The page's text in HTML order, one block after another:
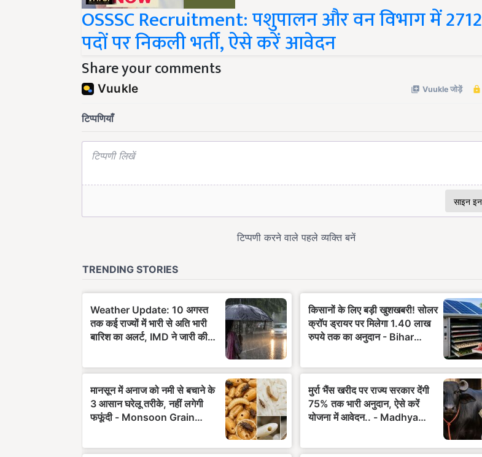
OSSSC Recruitment: पशुपालन और वन विभाग में 2712
पदों पर निकली भर्ती, ऐसे करें आवेदन
Share your comments